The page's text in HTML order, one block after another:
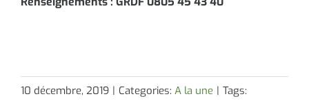
10 décembre, 2019 | Categories: A la une | Tags: